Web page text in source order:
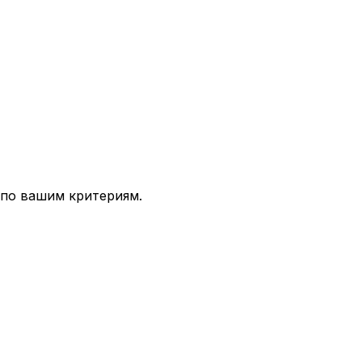
вашим критериям.